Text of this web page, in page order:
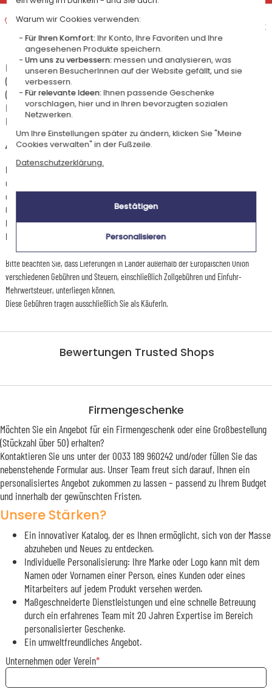
Bewertungen Trusted Shops
Expresslieferung nach Hause
Dienstag 11 August 2026
14,95 €
Die Versandkosten und Lieferzeiten können je nach Ihrem Wohnort
(abgelegene oder entlegene Gebiete) und dem Gewicht des Pakets
(Anzahl der bestellten Artikel) variieren. Über die genauen Kosten und
Lieferzeiten für jede Versandart informieren wir Sie, nachdem Sie Ihre
Lieferadresse angegeben haben.
Andere Länder +
Die Vorbereitungszeit für diesen Artikel beträgt 2 Werktage für die Standardlieferung
und weniger als 1 Werktag für die Expresslieferung nach Deutschland: jede Bestellung,
die von Montag bis Freitag vor Mittag aufgegeben wird, wird am selben Tag mit
Chronopost versendet, sodass die Zustellung für den nächsten Werktag geplant ist. Die
Lieferzeit für den Artikel hängt von seinem Zielort ab: sie beträgt 3 Werktage in DPD -
Paketshop für Deutschland.
Bitte beachten Sie, dass Lieferungen in Länder außerhalb der Europäischen Union
verschiedenen Gebühren und Steuern, einschließlich Zollgebühren und Einfuhr-
Mehrwertsteuer, unterliegen können.
Diese Gebühren tragen ausschließlich Sie als KäuferIn.
Firmengeschenke
Möchten Sie ein Angebot für ein Firmengeschenk oder eine Großbestellung
(Stückzahl über 50) erhalten?
Kontaktieren Sie uns unter der 0033 189 960242 und/oder füllen Sie das
nebenstehende Formular aus. Unser Team freut sich darauf, Ihnen ein
personalisiertes Angebot zukommen zu lassen – passend zu Ihrem Budget
und innerhalb der gewünschten Fristen.
Unsere Stärken?
Ein innovativer Katalog, der es Ihnen ermöglicht, sich von der Masse
abzuheben und Neues zu entdecken.
Individuelle Personalisierung: Ihre Marke oder Logo kann mit dem
Namen oder Vornamen einer Person, eines Kunden oder eines
Mitarbeiters auf jedem Produkt versehen werden.
Maßgeschneiderte Dienstleistungen und eine schnelle Betreuung
durch ein erfahrenes Team mit 20 Jahren Expertise im Bereich
personalisierter Geschenke.
Ein umweltfreundliches Angebot.
Unternehmen oder Verein
Warum wir Cookies verwenden:
Für Ihren Komfort:Ihr Konto, Ihre Favoriten und Ihre
angesehenen Produkte speichern.
Um uns zu verbessern:messen und analysieren, was
unseren BesucherInnen auf der Website gefällt, und sie
verbessern.
Für relevante Ideen:Ihnen passende Geschenke
vorschlagen, hier und in Ihren bevorzugten sozialen
Netzwerken.
Um Ihre Einstellungen später zu ändern, klicken Sie "Meine
Cookies verwalten" in der Fußzeile.
Datenschutzerklärung.
Bestätigen
Personalisieren